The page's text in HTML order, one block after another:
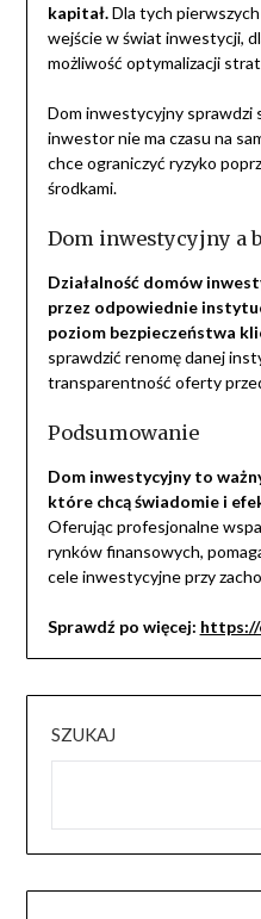
kapitał.Dla tych pierwszych
wejście w świat inwestycji,
możliwość optymalizacji
Dom inwestycyjny sprawdzi
inwestor nie ma czasu na
chce ograniczyć ryzyko
środkami.
Dom inwestycyjny a
Działalność domów
przez odpowiednie
poziom bezpieczeństwa
sprawdzić renomę danej
transparentność oferty
Podsumowanie
Dom inwestycyjny to
które chcą świadomie i
Oferując profesjonalne
rynków finansowych,
cele inwestycyjne przy
Sprawdź po więcej: https://
SZUKAJ